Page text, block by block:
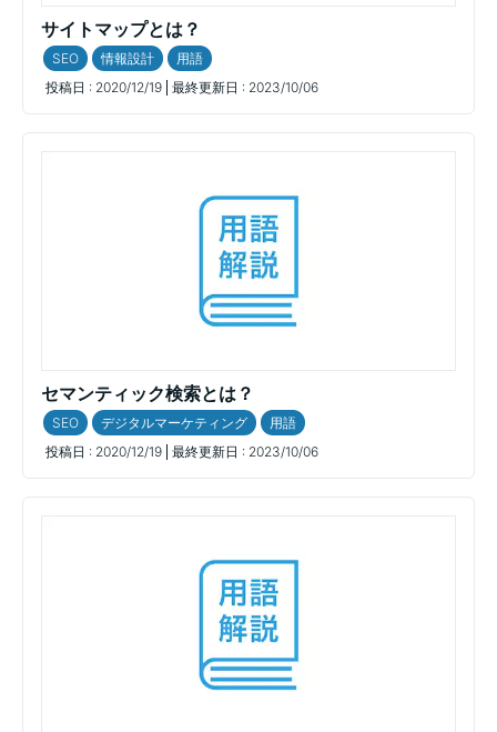
サイトマップとは？
SEO 情報設計
用語
投稿日 : 2020/12/19 最終更新日 : 2023/10/06
セマンティック検索とは？
SEO デジタルマーケティング
用語
投稿日 : 2020/12/19 最終更新日 : 2023/10/06